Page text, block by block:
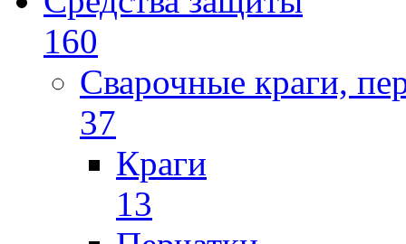
160
Сварочные краги,
37
Краги
13